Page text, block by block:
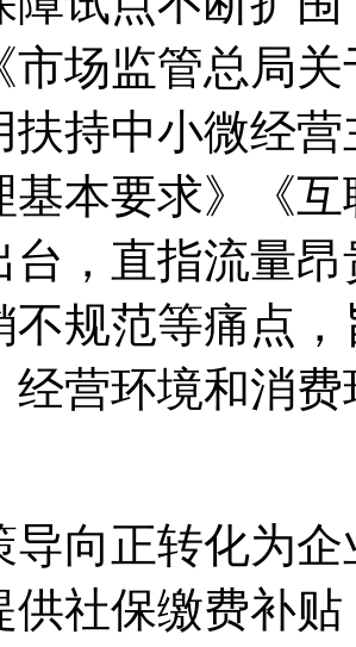
市场监管总局
扶持中小微经
基本要求》《
台，直指流量
不规范等痛点
经营环境和消费
正转化为企
供社保缴费补